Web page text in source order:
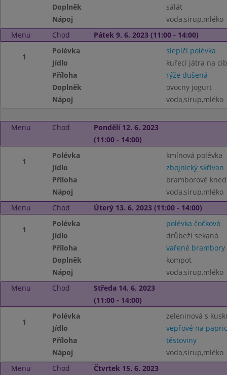
Doplněk
sálát
Nápoj
voda,sirup,mléko
Menu
Chod Pátek 9. 6. 2023 (11:00 - 14:00)
1
Polévka
slepičí polévka
Jídlo
kuřecí játra na
Příloha
rýže dušená
Doplněk
ovocny jogurt
Nápoj
voda,sirup,mléko
Menu Chod
Pondělí 12. 6. 2023
(11:00 - 14:00)
1
Polévka
kmínová polévka
Jídlo
zbojnický skřivan
Příloha
bramborové
Nápoj
voda,sirup,mléko
Menu
Chod Úterý 13. 6. 2023 (11:00 - 14:00)
1
Polévka
polévka čočková
Jídlo
drůbeží sekaná
Příloha
vařené brambory
Doplněk
kompot
Nápoj
voda,sirup,mléko
Menu
Chod
Středa 14. 6. 2023
(11:00 - 14:00)
1
Polévka
zeleninová s
Jídlo
vepřové na
Příloha
těstoviny
Nápoj
voda,sirup,mléko
Menu
Chod
Čtvrtek 15. 6. 2023